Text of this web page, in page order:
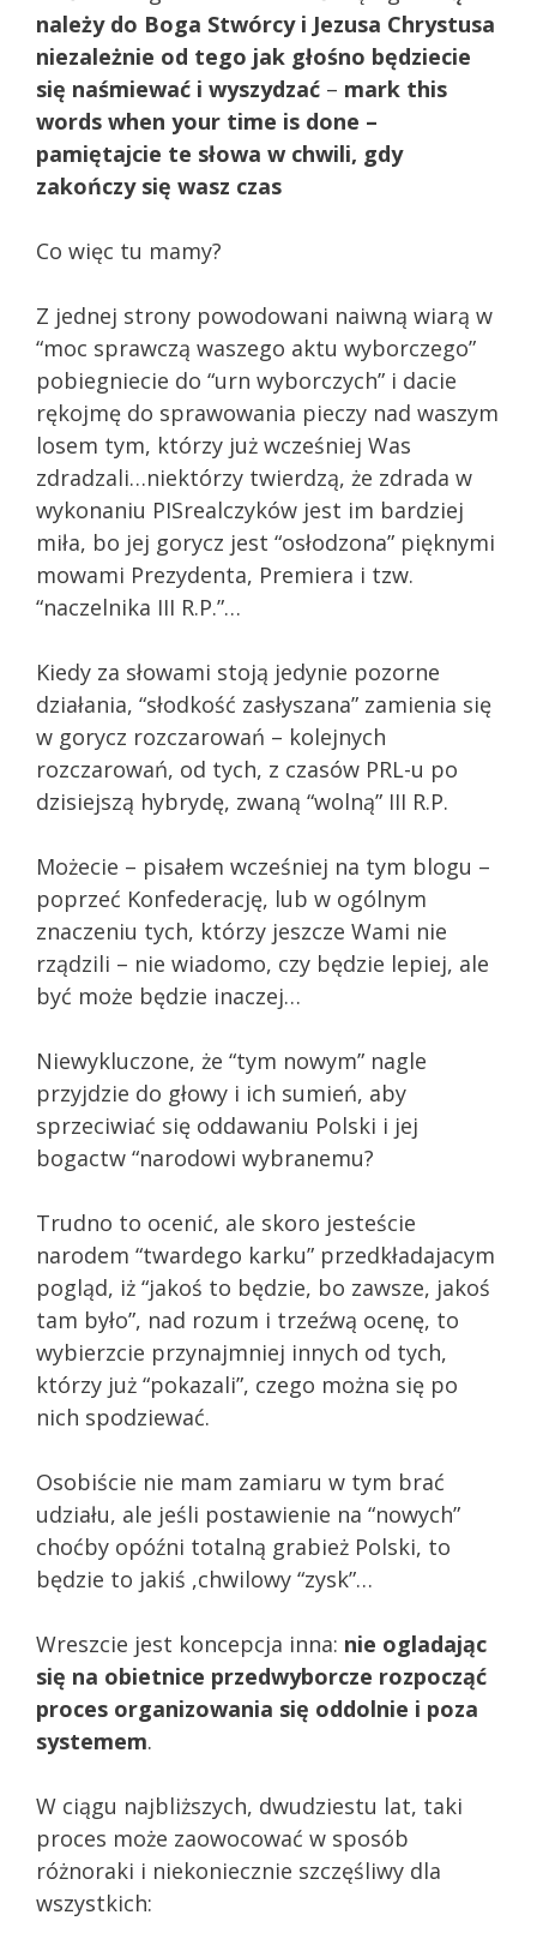
należy do Boga Stwórcy i Jezusa Chrystusa
niezależnie od tego jak głośno będziecie
się naśmiewać i wyszydzać – mark this
words when your time is done –
pamiętajcie te słowa w chwili, gdy
zakończy się wasz czas
Co więc tu mamy?
Z jednej strony powodowani naiwną wiarą w
“moc sprawczą waszego aktu wyborczego”
pobiegniecie do “urn wyborczych” i dacie
rękojmę do sprawowania pieczy nad waszym
losem tym, którzy już wcześniej Was
zdradzali…niektórzy twierdzą, że zdrada w
wykonaniu PISrealczyków jest im bardziej
miła, bo jej gorycz jest “osłodzona” pięknymi
mowami Prezydenta, Premiera i tzw.
“naczelnika III R.P.”…
Kiedy za słowami stoją jedynie pozorne
działania, “słodkość zasłyszana” zamienia się
w gorycz rozczarowań – kolejnych
rozczarowań, od tych, z czasów PRL-u po
dzisiejszą hybrydę, zwaną “wolną” III R.P.
Możecie – pisałem wcześniej na tym blogu –
poprzeć Konfederację, lub w ogólnym
znaczeniu tych, którzy jeszcze Wami nie
rządzili – nie wiadomo, czy będzie lepiej, ale
być może będzie inaczej…
Niewykluczone, że “tym nowym” nagle
przyjdzie do głowy i ich sumień, aby
sprzeciwiać się oddawaniu Polski i jej
bogactw “narodowi wybranemu?
Trudno to ocenić, ale skoro jesteście
narodem “twardego karku” przedkładajacym
pogląd, iż “jakoś to będzie, bo zawsze, jakoś
tam było”, nad rozum i trzeźwą ocenę, to
wybierzcie przynajmniej innych od tych,
którzy już “pokazali”, czego można się po
nich spodziewać.
Osobiście nie mam zamiaru w tym brać
udziału, ale jeśli postawienie na “nowych”
choćby opóźni totalną grabież Polski, to
będzie to jakiś ,chwilowy “zysk”…
Wreszcie jest koncepcja inna: nie ogladając
się na obietnice przedwyborcze rozpocząć
proces organizowania się oddolnie i poza
systemem.
W ciągu najbliższych, dwudziestu lat, taki
proces może zaowocować w sposób
różnoraki i niekoniecznie szczęśliwy dla
wszystkich: